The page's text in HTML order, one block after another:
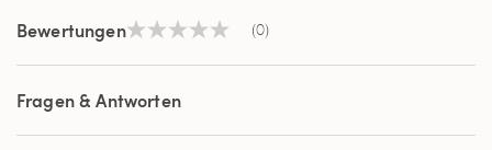
BewertungenKein
Link
derselben
(0)
Fragen & Antworten